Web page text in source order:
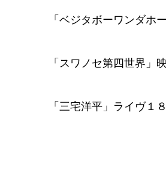
「ベジタボーワンダホ
「スワノセ第四世界」
「三宅洋平」ライヴ１